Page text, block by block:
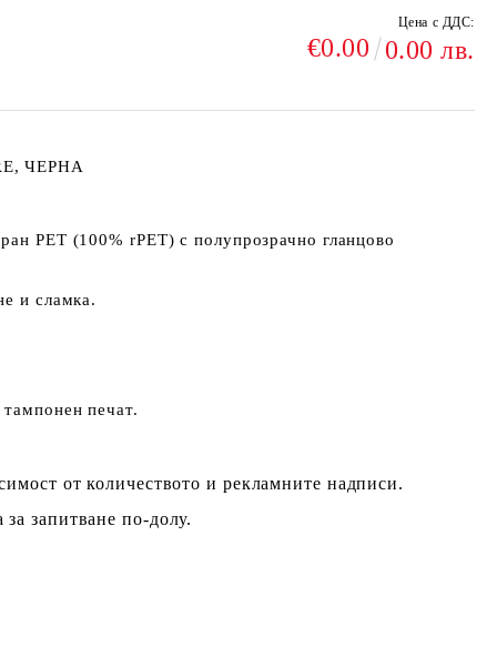
Цена с ДДС:
€0.00 0.00 лв.
ЧЕРНА
PET (100% rPET) с полупрозрачно гланцово
и сламка.
печат.
от количеството и рекламните надписи.
запитване по-долу.